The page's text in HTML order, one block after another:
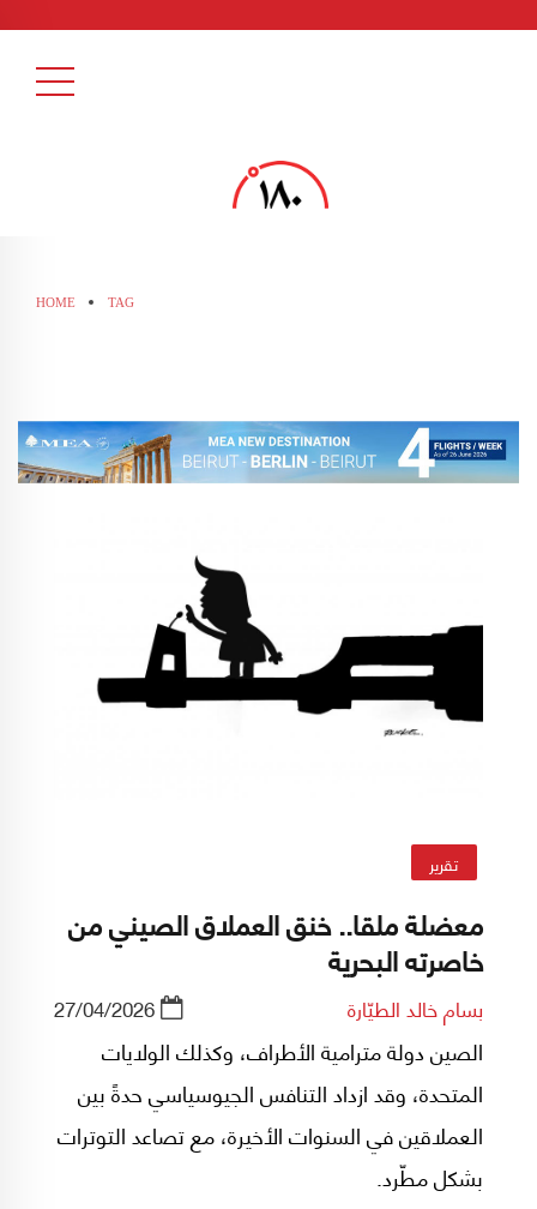
HOME TAG
تقرير
معضلة ملقا.. خنق العملاق الصيني من
خاصرته البحرية
بسام خالد الطيّارة 27/04/2026
الصين دولة مترامية الأطراف، وكذلك الولايات
المتحدة، وقد ازداد التنافس الجيوسياسي حدةً بين
العملاقين في السنوات الأخيرة، مع تصاعد التوترات
بشكل مطّرد.